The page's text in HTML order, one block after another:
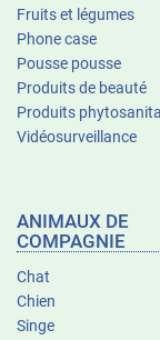
Fruits et légumes
Phone case
Pousse pousse
Produits de beauté
Produits
Vidéosurveillance
ANIMAUX DE
COMPAGNIE
Chat
Chien
Singe